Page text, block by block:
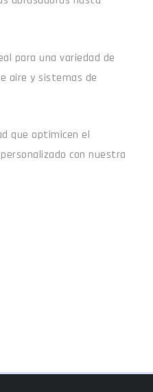
para una variedad de
aire y sistemas de
que optimicen el
con nuestra